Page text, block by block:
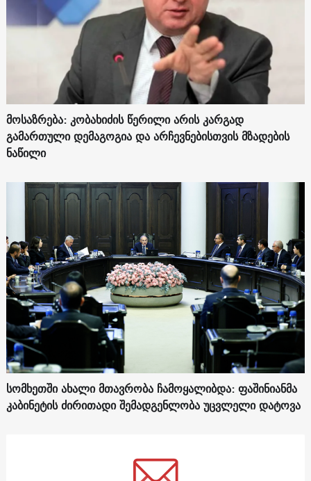
მოსაზრება: კობახიძის წერილი არის კარგად
გამართული დემაგოგია და არჩევნებისთვის მზადების
ნაწილი
სომხეთში ახალი მთავრობა ჩამოყალიბდა: ფაშინიანმა
კაბინეტის ძირითადი შემადგენლობა უცვლელი დატოვა